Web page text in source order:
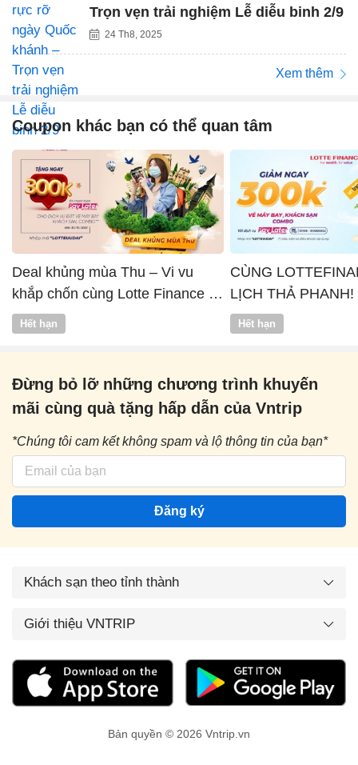
Trọn vẹn trải nghiệm Lễ diễu binh 2/9
24 Th8, 2025
Xem thêm
Coupon khác bạn có thể quan tâm
Deal khủng mùa Thu – Vi vu
khắp chốn cùng Lotte Finance x
Vntrip
Hết hạn
CÙNG
LỊCH THẢ PHANH!
Hết hạn
Đừng bỏ lỡ những chương trình khuyến
mãi cùng quà tặng hấp dẫn của Vntrip
*Chúng tôi cam kết không spam và lộ thông tin của bạn*
Đăng ký
Khách sạn theo tỉnh thành
Giới thiệu VNTRIP
Bản quyền © 2026 Vntrip.vn